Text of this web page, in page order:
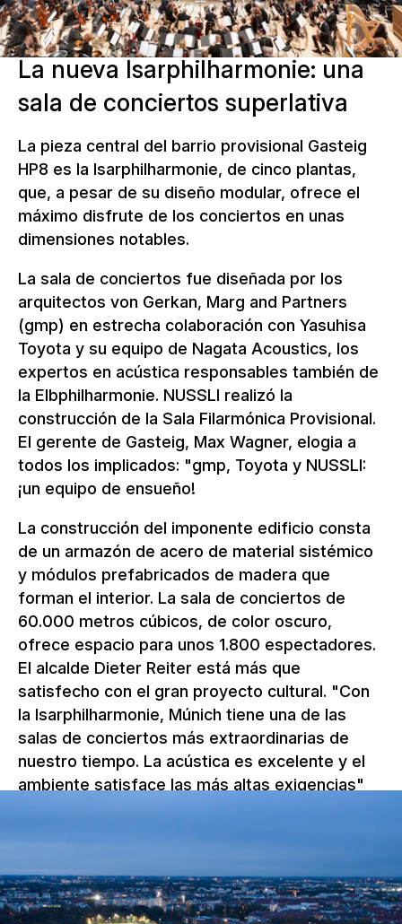
La nueva Isarphilharmonie: una
sala de conciertos superlativa
La pieza central del barrio provisional Gasteig
HP8 es la Isarphilharmonie, de cinco plantas,
que, a pesar de su diseño modular, ofrece el
máximo disfrute de los conciertos en unas
dimensiones notables.
La sala de conciertos fue diseñada por los
arquitectos von Gerkan, Marg and Partners
(gmp) en estrecha colaboración con Yasuhisa
Toyota y su equipo de Nagata Acoustics, los
expertos en acústica responsables también de
la Elbphilharmonie. NUSSLI realizó la
construcción de la Sala Filarmónica Provisional.
El gerente de Gasteig, Max Wagner, elogia a
todos los implicados: "gmp, Toyota y NUSSLI:
¡un equipo de ensueño!
La construcción del imponente edificio consta
de un armazón de acero de material sistémico
y módulos prefabricados de madera que
forman el interior. La sala de conciertos de
60.000 metros cúbicos, de color oscuro,
ofrece espacio para unos 1.800 espectadores.
El alcalde Dieter Reiter está más que
satisfecho con el gran proyecto cultural. "Con
la Isarphilharmonie, Múnich tiene una de las
salas de conciertos más extraordinarias de
nuestro tiempo. La acústica es excelente y el
ambiente satisface las más altas exigencias"